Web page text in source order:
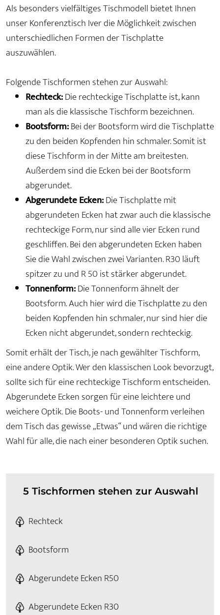
Als besonders vielfältiges Tischmodell bietet Ihnen
unser Konferenztisch Iver die Möglichkeit zwischen
unterschiedlichen Formen der Tischplatte
auszuwählen.
Folgende Tischformen stehen zur Auswahl:
Rechteck:Die rechteckige Tischplatte ist, kann
man als die klassische Tischform bezeichnen.
Bootsform:Bei der Bootsform wird die Tischplatte
zu den beiden Kopfenden hin schmaler. Somit ist
diese Tischform in der Mitte am breitesten.
Außerdem sind die Ecken bei der Bootsform
abgerundet.
Abgerundete Ecken:Die Tischplatte mit
abgerundeten Ecken hat zwar auch die klassische
rechteckige Form, nur sind alle vier Ecken rund
geschliffen. Bei den abgerundeten Ecken haben
Sie die Wahl zwischen zwei Varianten. R30 läuft
spitzer zu und R 50 ist stärker abgerundet.
Tonnenform:Die Tonnenform ähnelt der
Bootsform. Auch hier wird die Tischplatte zu den
beiden Kopfenden hin schmaler, nur sind hier die
Ecken nicht abgerundet, sondern rechteckig.
Somit erhält der Tisch, je nach gewählter Tischform,
eine andere Optik. Wer den klassischen Look bevorzugt,
sollte sich für eine rechteckige Tischform entscheiden.
Abgerundete Ecken sorgen für eine leichtere und
weichere Optik. Die Boots- und Tonnenform verleihen
dem Tisch das gewisse „Etwas“ und wären die richtige
Wahl für alle, die nach einer besonderen Optik suchen.
5 Tischformen stehen zur Auswahl
Rechteck
Bootsform
Abgerundete Ecken R50
Abgerundete Ecken R30